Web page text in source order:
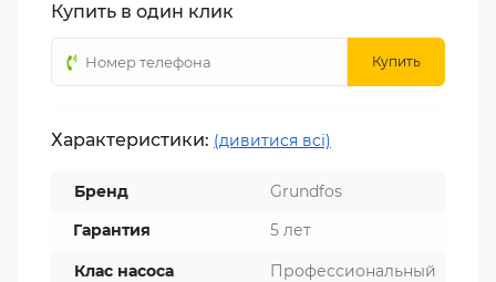
Купить в один клик
Купить
Характеристики: (дивитися всі)
Бренд
Grundfos
Гарантия
5 лет
Клас насоса
Профессиональный